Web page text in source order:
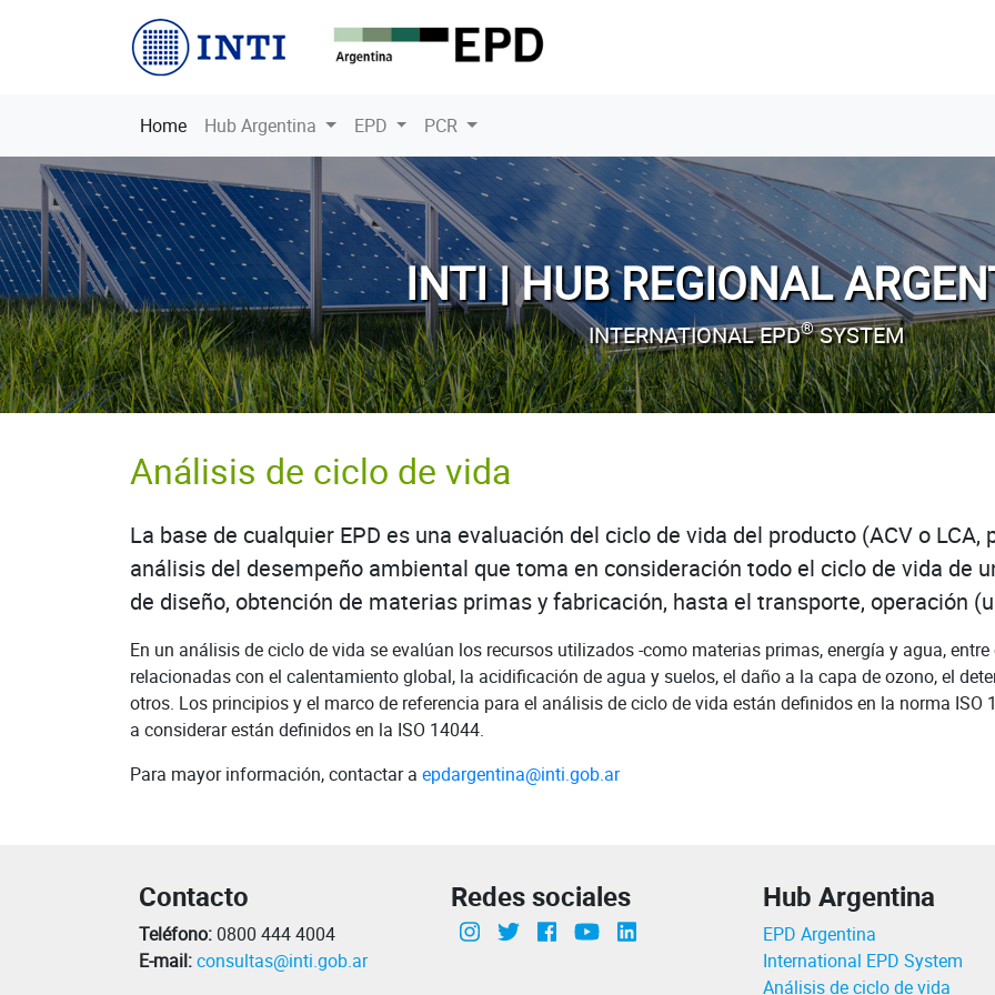
INTI
Home(current)
Hub Argentina EPD PCR
INTI | HUB REGIONAL
INTERNATIONAL EPD®SYSTEM
Análisis de ciclo de vida
La base de cualquier EPD es una evaluación del ciclo de vida del producto (ACV o
análisis del desempeño ambiental que toma en consideración todo el ciclo de vida de
de diseño, obtención de materias primas y fabricación, hasta el transporte, operación
En un análisis de ciclo de vida se evalúan los recursos utilizados -como materias primas, energía y agua,
relacionadas con el calentamiento global, la acidificación de agua y suelos, el daño a la capa de ozono, el
otros. Los principios y el marco de referencia para el análisis de ciclo de vida están definidos en la norma
a considerar están definidos en la ISO 14044.
Para mayor información, contactar a epdargentina@inti.gob.ar
Contacto
Teléfono: 0800 444 4004
E-mail:consultas@inti.gob.ar
Redes sociales
Instagram
Twitter Facebookcanal Youtube INTI
Hub Argentina
EPD Argentina
International EPD System
Análisis de ciclo de vida